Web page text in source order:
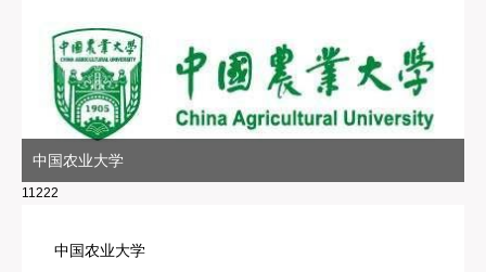
中国农业大学
11222
中国农业大学